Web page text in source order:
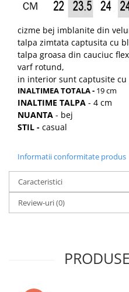
cizme bej imblanite din
talpa zimtata captusita cu
talpa groasa din cauciuc
varf rotund,
in interior sunt captusite cu
INALTIMEA TOTALA - 19 cm
INALTIME TALPA - 4 cm
NUANTA - bej
STIL - casual
Informatii conformitate produs
Caracteristici
Review-uri(0)